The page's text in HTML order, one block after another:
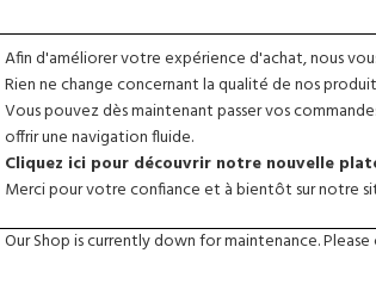
Afin d'améliorer votre expérience d'achat, nous
Rien ne change concernant la qualité de nos
Vous pouvez dès maintenant passer vos
offrir une navigation fluide.
Cliquez ici pour découvrir notre nouvelle
Merci pour votre confiance et à bientôt sur notre
Our Shop is currently down for maintenance.